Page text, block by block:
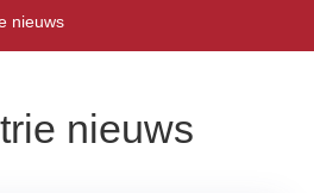
nieuws
nieuws